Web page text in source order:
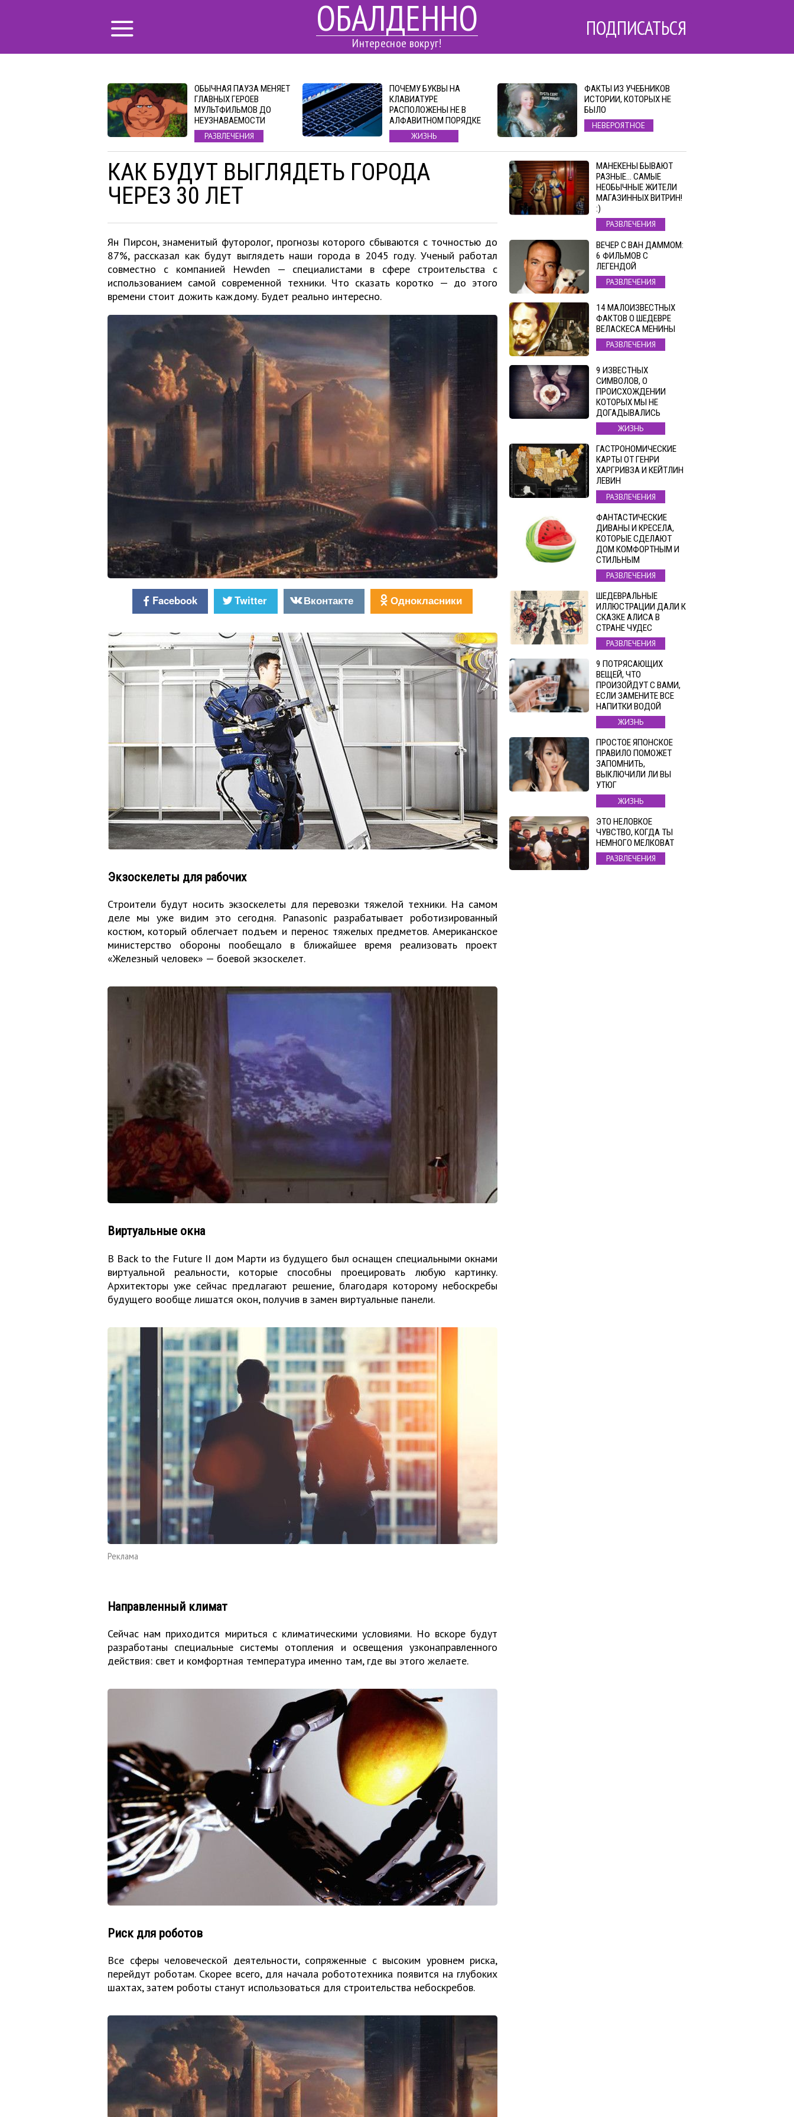
ОБАЛДЕННО
Интересное вокруг!
ПОДПИСАТЬСЯ
ОБЫЧНАЯ ПАУЗА МЕНЯЕТ
ГЛАВНЫХ ГЕРОЕВ
МУЛЬТФИЛЬМОВ ДО
НЕУЗНАВАЕМОСТИ
РАЗВЛЕЧЕНИЯ
ПОЧЕМУ БУКВЫ НА
КЛАВИАТУРЕ
РАСПОЛОЖЕНЫ НЕ В
АЛФАВИТНОМ ПОРЯДКЕ
ЖИЗНЬ
ФАКТЫ ИЗ УЧЕБНИКОВ
ИСТОРИИ, КОТОРЫХ НЕ
БЫЛО
НЕВЕРОЯТНОЕ
КАК БУДУТ ВЫГЛЯДЕТЬ ГОРОДА
ЧЕРЕЗ 30 ЛЕТ
Ян Пирсон, знаменитый футоролог, прогнозы которого сбываются с точностью до
87%, рассказал как будут выглядеть наши города в 2045 году. Ученый работал
совместно с компанией Hewden — специалистами в сфере строительства с
использованием самой современной техники. Что сказать коротко — до этого
времени стоит дожить каждому. Будет реально интересно.
Facebook Twitter Вконтакте Однокласники
Экзоскелеты для рабочих
Строители будут носить экзоскелеты для перевозки тяжелой техники. На самом
деле мы уже видим это сегодня. Panasonic разрабатывает роботизированный
костюм, который облегчает подъем и перенос тяжелых предметов. Американское
министерство обороны пообещало в ближайшее время реализовать проект
«Железный человек» — боевой экзоскелет.
Виртуальные окна
В Back to the Future II дом Марти из будущего был оснащен специальными окнами
виртуальной реальности, которые способны проецировать любую картинку.
Архитекторы уже сейчас предлагают решение, благодаря которому небоскребы
будущего вообще лишатся окон, получив в замен виртуальные панели.
Реклама
Направленный климат
Сейчас нам приходится мириться с климатическими условиями. Но вскоре будут
разработаны специальные системы отопления и освещения узконаправленного
действия: свет и комфортная температура именно там, где вы этого желаете.
Риск для роботов
Все сферы человеческой деятельности, сопряженные с высоким уровнем риска,
перейдут роботам. Скорее всего, для начала робототехника появится на глубоких
шахтах, затем роботы станут использоваться для строительства небоскребов.
МАНЕКЕНЫ БЫВАЮТ
РАЗНЫЕ… САМЫЕ
НЕОБЫЧНЫЕ ЖИТЕЛИ
МАГАЗИННЫХ ВИТРИН!
:)
РАЗВЛЕЧЕНИЯ
ВЕЧЕР С ВАН ДАММОМ:
6 ФИЛЬМОВ С
ЛЕГЕНДОЙ
РАЗВЛЕЧЕНИЯ
14 МАЛОИЗВЕСТНЫХ
ФАКТОВ О ШЕДЕВРЕ
ВЕЛАСКЕСА МЕНИНЫ
РАЗВЛЕЧЕНИЯ
9 ИЗВЕСТНЫХ
СИМВОЛОВ, О
ПРОИСХОЖДЕНИИ
КОТОРЫХ МЫ НЕ
ДОГАДЫВАЛИСЬ
ЖИЗНЬ
ГАСТРОНОМИЧЕСКИЕ
КАРТЫ ОТ ГЕНРИ
ХАРГРИВЗА И КЕЙТЛИН
ЛЕВИН
РАЗВЛЕЧЕНИЯ
ФАНТАСТИЧЕСКИЕ
ДИВАНЫ И КРЕСЕЛА,
КОТОРЫЕ СДЕЛАЮТ
ДОМ КОМФОРТНЫМ И
СТИЛЬНЫМ
РАЗВЛЕЧЕНИЯ
ШЕДЕВРАЛЬНЫЕ
ИЛЛЮСТРАЦИИ ДАЛИ К
СКАЗКЕ АЛИСА В
СТРАНЕ ЧУДЕС
РАЗВЛЕЧЕНИЯ
9 ПОТРЯСАЮЩИХ
ВЕЩЕЙ, ЧТО
ПРОИЗОЙДУТ С ВАМИ,
ЕСЛИ ЗАМЕНИТЕ ВСЕ
НАПИТКИ ВОДОЙ
ЖИЗНЬ
ПРОСТОЕ ЯПОНСКОЕ
ПРАВИЛО ПОМОЖЕТ
ЗАПОМНИТЬ,
ВЫКЛЮЧИЛИ ЛИ ВЫ
УТЮГ
ЖИЗНЬ
ЭТО НЕЛОВКОЕ
ЧУВСТВО, КОГДА ТЫ
НЕМНОГО МЕЛКОВАТ
РАЗВЛЕЧЕНИЯ